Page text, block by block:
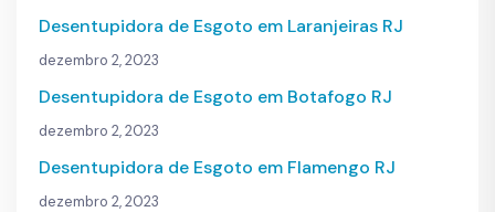
Desentupidora de Esgoto em Laranjeiras RJ
dezembro 2, 2023
Desentupidora de Esgoto em Botafogo RJ
dezembro 2, 2023
Desentupidora de Esgoto em Flamengo RJ
dezembro 2, 2023